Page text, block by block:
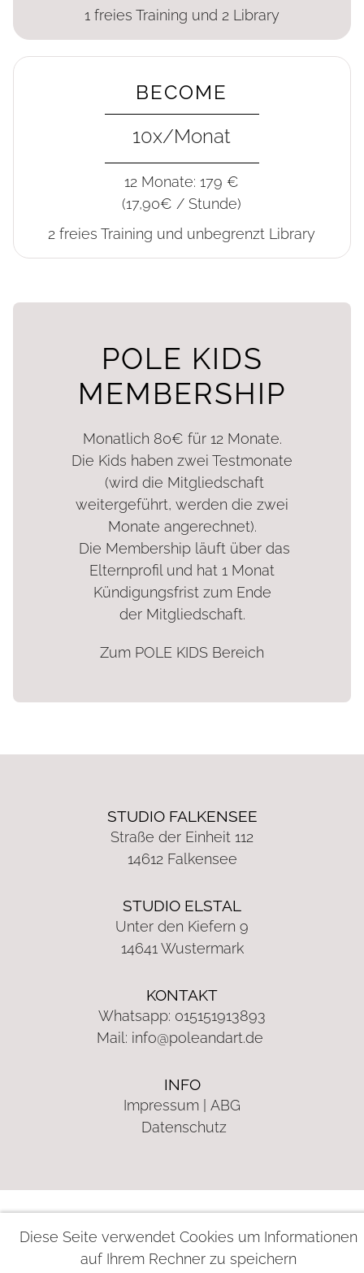
1 freies Training und 2 Library
BECOME
10x/Monat
12 Monate: 179 €
(17,90€ / Stunde)
2 freies Training und unbegrenzt Library
POLE KIDS
MEMBERSHIP
Monatlich 80€ für 12 Monate.
Die Kids haben zwei Testmonate
(wird die Mitgliedschaft
weitergeführt, werden die zwei
Monate angerechnet).
Die Membership läuft über das
Elternprofil und hat 1 Monat
Kündigungsfrist zum Ende
der Mitgliedschaft.
Zum POLE KIDS Bereich
STUDIO FALKENSEE
Straße der Einheit 112
14612 Falkensee
STUDIO ELSTAL
Unter den Kiefern 9
14641 Wustermark
KONTAKT
Whatsapp: 015151913893
Mail: info@poleandart.de
INFO
Impressum
ABG
Datenschutz
Diese Seite verwendet Cookies um Informationen
auf Ihrem Rechner zu speichern